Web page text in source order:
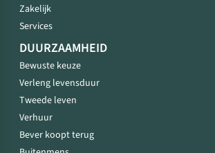
Zakelijk
Services
DUURZAAMHEID
Bewuste keuze
Verleng levensduur
Tweede leven
Verhuur
Bever koopt terug